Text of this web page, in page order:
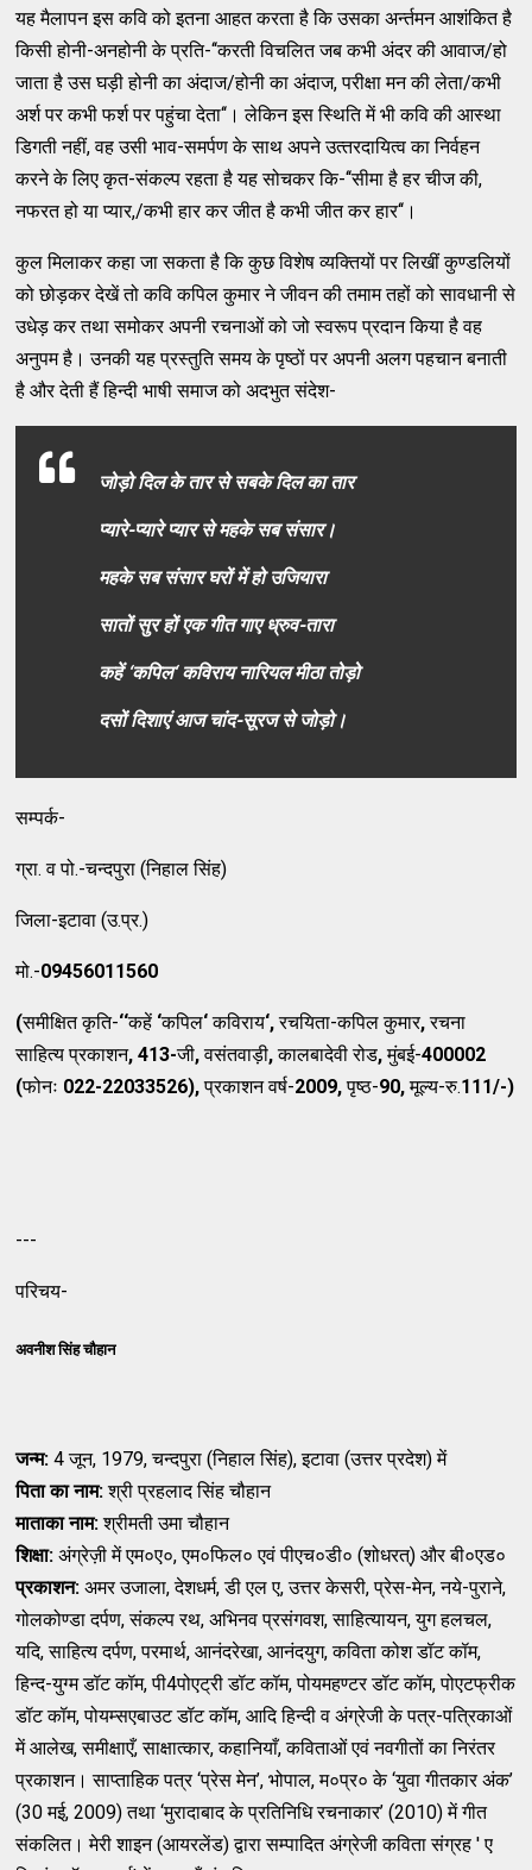
यह मैलापन इस कवि को इतना आहत करता है कि उसका अर्न्‍तमन आशंकित है
किसी होनी-अनहोनी के प्रति-‘‘करती विचलित जब कभी अंदर की आवाज/हो
जाता है उस घड़ी होनी का अंदाज/होनी का अंदाज, परीक्षा मन की लेता/कभी
अर्श पर कभी फर्श पर पहुंचा देता‘‘। लेकिन इस स्‍थिति में भी कवि की आस्‍था
डिगती नहीं, वह उसी भाव-समर्पण के साथ अपने उत्‍तरदायित्‍व का निर्वहन
करने के लिए कृत-संकल्‍प रहता है यह सोचकर कि-‘‘सीमा है हर चीज की,
नफरत हो या प्‍यार,/कभी हार कर जीत है कभी जीत कर हार‘‘।
कुल मिलाकर कहा जा सकता है कि कुछ विशेष व्‍यक्‍तियों पर लिखीं कुण्‍डलियों
को छोड़कर देखें तो कवि कपिल कुमार ने जीवन की तमाम तहों को सावधानी से
उधेड़ कर तथा समोकर अपनी रचनाओं को जो स्‍वरूप प्रदान किया है वह
अनुपम है। उनकी यह प्रस्‍तुति समय के पृष्ठों पर अपनी अलग पहचान बनाती
है और देती हैं हिन्‍दी भाषी समाज को अदभुत संदेश-
जोड़ो दिल के तार से सबके दिल का तार
प्‍यारे-प्‍यारे प्‍यार से महके सब संसार।
महके सब संसार घरों में हो उजियारा
सातों सुर हों एक गीत गाए ध्रुव-तारा
कहें ‘कपिल‘ कविराय नारियल मीठा तोड़ो
दसों दिशाएं आज चांद-सूरज से जोड़ो।
सम्‍पर्क-
ग्रा. व पो.-चन्‍दपुरा (निहाल सिंह)
जिला-इटावा (उ.प्र.)
मो.-09456011560
(समीक्षित कृति-‘‘कहें ‘कपिल‘कविराय‘,रचयिता-कपिल कुमार,रचना
साहित्‍य प्रकाशन, 413-जी,वसंतवाड़ी,कालबादेवी रोड,मुंबई-400002
(फोनः 022-22033526),प्रकाशन वर्ष-2009,पृष्ठ-90,मूल्‍य-रु.111/-)
---
परिचय-
अवनीश सिंह चौहान
जन्म: 4 जून, 1979, चन्दपुरा (निहाल सिंह), इटावा (उत्तर प्रदेश) में
पिता का नाम:श्री प्रहलाद सिंह चौहान
माताका नाम:श्रीमती उमा चौहान
शिक्षा: अंग्रेज़ी में एम०ए०, एम०फिल० एवं पीएच०डी० (शोधरत्) और बी०एड०
प्रकाशन:अमर उजाला, देशधर्म, डी एल ए, उत्तर केसरी, प्रेस-मेन, नये-पुराने,
गोलकोण्डा दर्पण, संकल्प रथ, अभिनव प्रसंगवश, साहित्यायन, युग हलचल,
यदि, साहित्य दर्पण, परमार्थ, आनंदरेखा, आनंदयुग, कविता कोश डॉट कॉम,
हिन्द-युग्म डॉट कॉम, पी4पोएट्री डॉट कॉम, पोयमहण्टर डॉट कॉम, पोएटफ्रीक
डॉट कॉम, पोयम्सएबाउट डॉट कॉम, आदि हिन्दी व अंग्रेजी के पत्र-पत्रिकाओं
में आलेख, समीक्षाएँ, साक्षात्कार, कहानियाँ, कविताओं एवं नवगीतों का निरंतर
प्रकाशन। साप्ताहिक पत्र ‘प्रेस मेन’, भोपाल, म०प्र० के ‘युवा गीतकार अंक’
(30 मई, 2009) तथा ‘मुरादाबाद के प्रतिनिधि रचनाकार’ (2010) में गीत
संकलित। मेरी शाइन (आयरलेंड) द्वारा सम्पादित अंग्रेजी कविता संग्रह ' ए